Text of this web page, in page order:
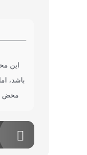
این
باشد،
محض